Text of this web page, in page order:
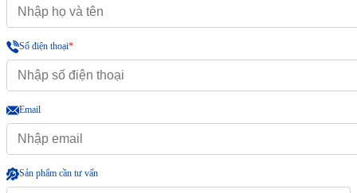
Số điện thoại*
Email
Sản phẩm cần tư vấn